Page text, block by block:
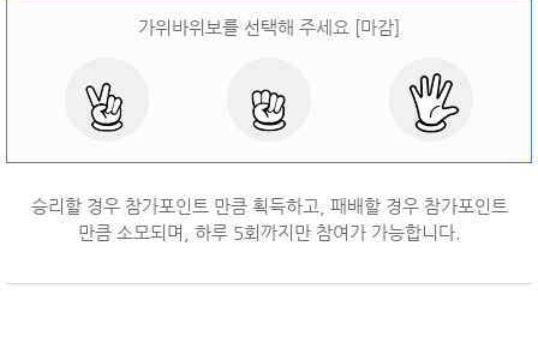
가위바위보를 선택해 주세요 [마감]
승리할 경우 참가포인트 만큼 획득하고, 패배할 경우 참가포인트
만큼 소모되며, 하루 5회까지만 참여가 가능합니다.